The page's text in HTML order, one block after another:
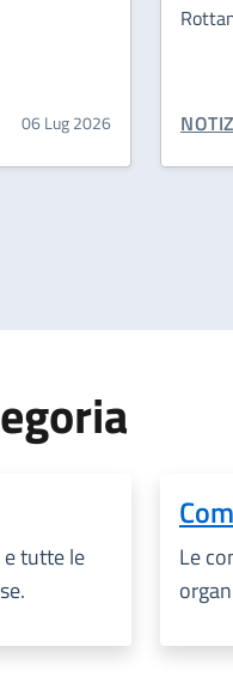
06 Lug 2026
e tutte le
Le